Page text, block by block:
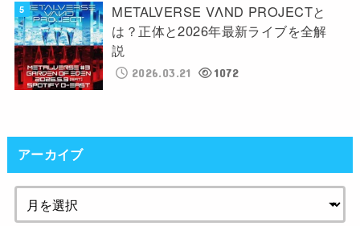
METALVERSE VΛND PROJECTと
は？正体と2026年最新ライブを全解
説
2026.03.21 1072
アーカイブ